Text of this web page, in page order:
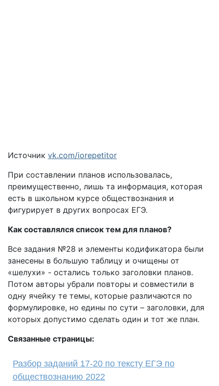
Источник vk.com/iorepetitor
При составлении планов использовалась,
преимущественно, лишь та информация, которая
есть в школьном курсе обществознания и
фигурирует в других вопросах ЕГЭ.
Как составлялся список тем для планов?
Все задания №28 и элементы кодификатора были
занесены в большую таблицу и очищены от
«шелухи» - остались только заголовки планов.
Потом авторы убрали повторы и совместили в
одну ячейку те темы, которые различаются по
формулировке, но едины по сути – заголовки, для
которых допустимо сделать один и тот же план.
Связанные страницы:
Разбор заданий 17-20 по тексту ЕГЭ по
обществознанию 2022